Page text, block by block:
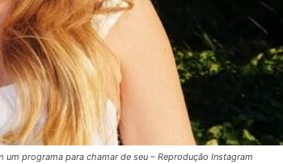
programa para chamar de seu – Reprodução Instagram